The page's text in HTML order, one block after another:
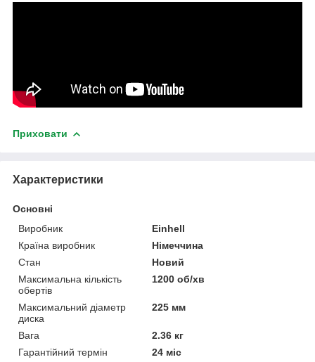
Приховати
Характеристики
Основні
Виробник
Einhell
Країна виробник
Німеччина
Стан
Новий
Максимальна кількість
обертів
1200 об/хв
Максимальний діаметр
диска
225 мм
Вага
2.36 кг
Гарантійний термін
24 міс